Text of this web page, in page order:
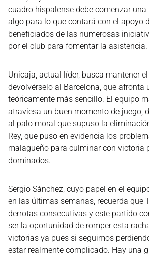
cuadro hispalense debe comenzar
algo para lo que contará con el apoyo
beneficiados de las numerosas
por el club para fomentar la asistencia.
Unicaja, actual líder, busca mantener
devolvérselo al Barcelona, que afronta
teóricamente más sencillo. El equipo
atraviesa un buen momento de juego,
al palo moral que supuso la
Rey, que puso en evidencia los
malagueño para culminar con victoria
dominados.
Sergio Sánchez, cuyo papel en el
en las últimas semanas, recuerda que
derrotas consecutivas y este partido
ser la oportunidad de romper esta
victorias ya pues si seguimos
estar realmente complicado. Hay una